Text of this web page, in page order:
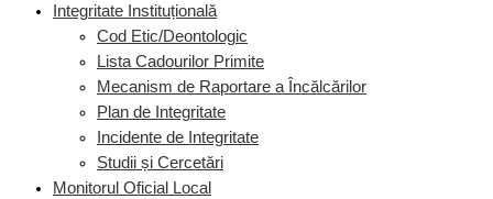
Integritate Instituțională
Cod Etic/Deontologic
Lista Cadourilor Primite
Mecanism de Raportare a Încălcărilor
Plan de Integritate
Incidente de Integritate
Studii și Cercetări
Monitorul Oficial Local